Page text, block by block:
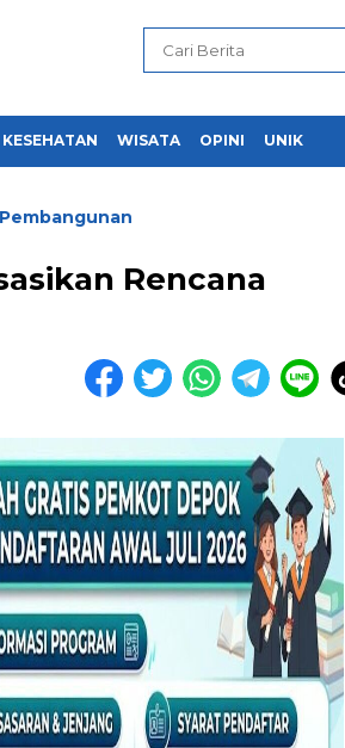
KESEHATAN WISATA OPINI UNIK
Pembangunan
Rencana